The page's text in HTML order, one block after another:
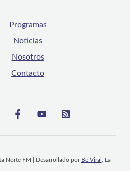
Programas
Noticias
Nosotros
Contacto
Norte FM | Desarrollado por Be Viral , La